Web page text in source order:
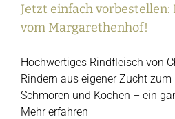
Pakete vom
Jetzt einfach
vom Margarethenhof!
Hochwertiges Rindfleisch von
Rindern aus eigener Zucht zum
Schmoren und Kochen – ein
Mehr erfahren